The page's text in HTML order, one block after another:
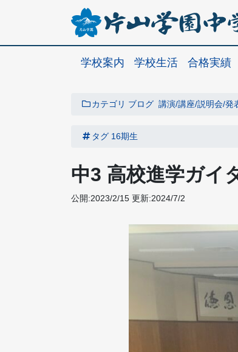
学校案内 学校生活 合格実績
カテゴリ ブログ 講演/講座/説明会/発
タグ 16期生
中3 高校進学ガイ
公開:2023/2/15 更新:2024/7/2